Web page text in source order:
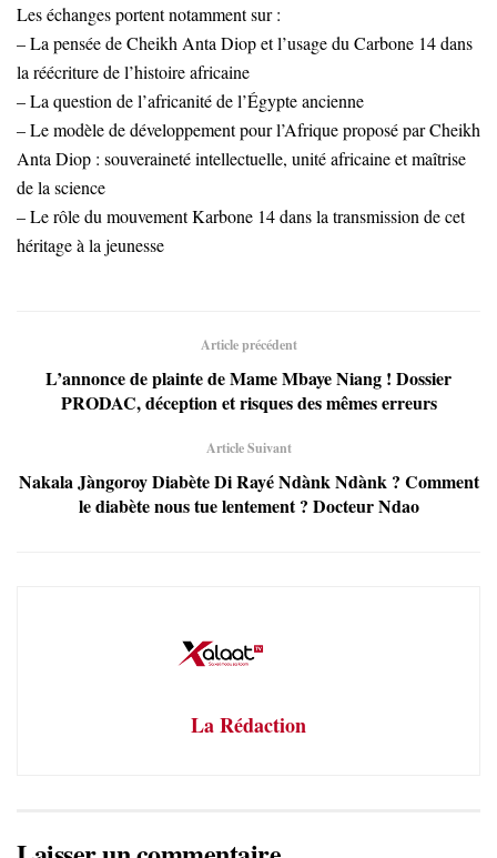
Les échanges portent notamment sur :
– La pensée de Cheikh Anta Diop et l’usage du Carbone 14 dans
la réécriture de l’histoire africaine
– La question de l’africanité de l’Égypte ancienne
– Le modèle de développement pour l’Afrique proposé par Cheikh
Anta Diop : souveraineté intellectuelle, unité africaine et maîtrise
de la science
– Le rôle du mouvement Karbone 14 dans la transmission de cet
héritage à la jeunesse
Article précédent
L’annonce de plainte de Mame Mbaye Niang ! Dossier
PRODAC, déception et risques des mêmes erreurs
Article Suivant
Nakala Jàngoroy Diabète Di Rayé Ndànk Ndànk ? Comment
le diabète nous tue lentement ? Docteur Ndao
La Rédaction